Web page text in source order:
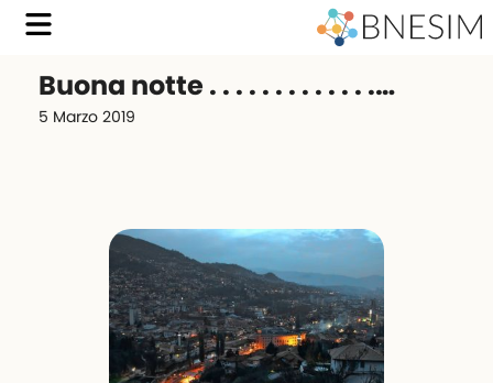
Buona notte . . . . . . . . . . . . .…
5 Marzo 2019